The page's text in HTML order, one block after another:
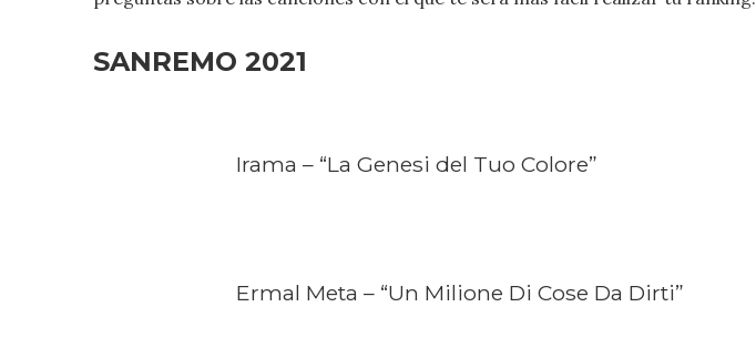
SANREMO 2021
Irama – “La Genesi del Tuo Colore”
Ermal Meta – “Un Milione Di Cose Da Dirti”